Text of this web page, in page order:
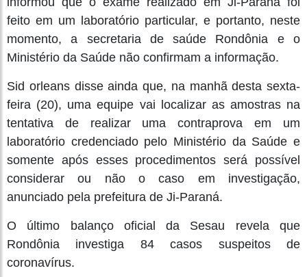
feito em um laboratório particular, e portanto, neste
momento, a secretaria de saúde Rondônia e o
Ministério da Saúde não confirmam a informação.
Sid orleans disse ainda que, na manhã desta sexta-
feira (20), uma equipe vai localizar as amostras na
tentativa de realizar uma contraprova em um
laboratório credenciado pelo Ministério da Saúde e
somente após esses procedimentos será possível
considerar ou não o caso em investigação,
anunciado pela prefeitura de Ji-Paraná.
O último balanço oficial da Sesau revela que
Rondônia investiga 84 casos suspeitos de
coronavírus.